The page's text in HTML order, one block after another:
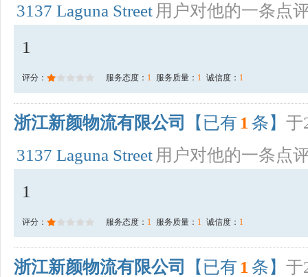
3137 Laguna Street 用户对他的一条点
1
评分： 服务态度： 1 服务质量： 1 诚信度： 1
浙江新颜物流有限公司 【已有 1 条】 于
3137 Laguna Street 用户对他的一条点
1
评分： 服务态度： 1 服务质量： 1 诚信度： 1
浙江新颜物流有限公司 【已有 1 条】 于